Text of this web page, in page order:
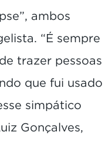
ambos
“É sempre
trazer pessoas
que fui usado
simpático
Gonçalves,